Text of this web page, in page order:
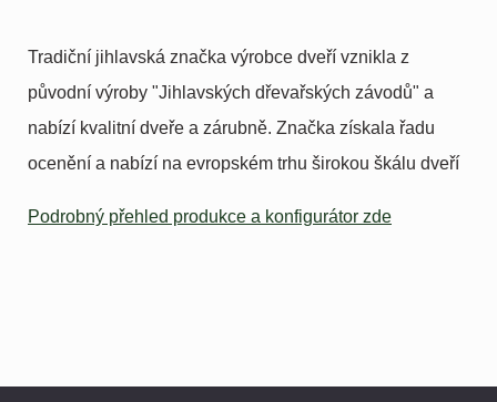
Tradiční jihlavská značka výrobce dveří vznikla z
původní výroby "Jihlavských dřevařských závodů" a
nabízí kvalitní dveře a zárubně. Značka získala řadu
ocenění a nabízí na evropském trhu širokou škálu dveří
Podrobný přehled produkce a konfigurátor zde